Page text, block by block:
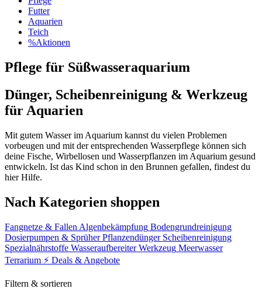
Futter
Aquarien
Teich
%Aktionen
Pflege für Süßwasseraquarium
Dünger, Scheibenreinigung & Werkzeug
für Aquarien
Mit gutem Wasser im Aquarium kannst du vielen Problemen
vorbeugen und mit der entsprechenden Wasserpflege können sich
deine Fische, Wirbellosen und Wasserpflanzen im Aquarium gesund
entwickeln. Ist das Kind schon in den Brunnen gefallen, findest du
hier Hilfe.
Nach Kategorien shoppen
Fangnetze & Fallen Algenbekämpfung Bodengrundreinigung
Dosierpumpen & Sprüher Pflanzendünger Scheibenreinigung
Spezialnährstoffe Wasseraufbereiter Werkzeug Meerwasser
Terrarium ⚡ Deals & Angebote
Filtern & sortieren